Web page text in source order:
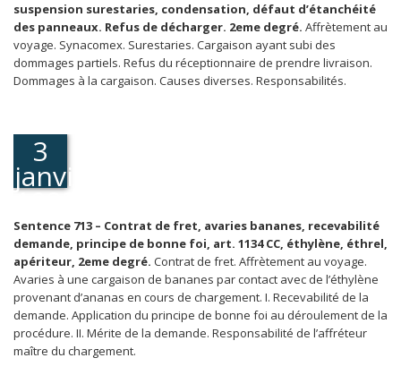
suspension surestaries, condensation, défaut d’étanchéité
des panneaux. Refus de décharger. 2eme degré. Affrètement au
voyage. Synacomex. Surestaries. Cargaison ayant subi des
dommages partiels. Refus du réceptionnaire de prendre livraison.
Dommages à la cargaison. Causes diverses. Responsabilités.
3
janvier
1989
Sentence 713 – Contrat de fret, avaries bananes, recevabilité
demande, principe de bonne foi, art. 1134 CC, éthylène, éthrel,
apériteur, 2eme degré. Contrat de fret. Affrètement au voyage.
Avaries à une cargaison de bananes par contact avec de l’éthylène
provenant d’ananas en cours de chargement. I. Recevabilité de la
demande. Application du principe de bonne foi au déroulement de la
procédure. II. Mérite de la demande. Responsabilité de l’affréteur
maître du chargement.